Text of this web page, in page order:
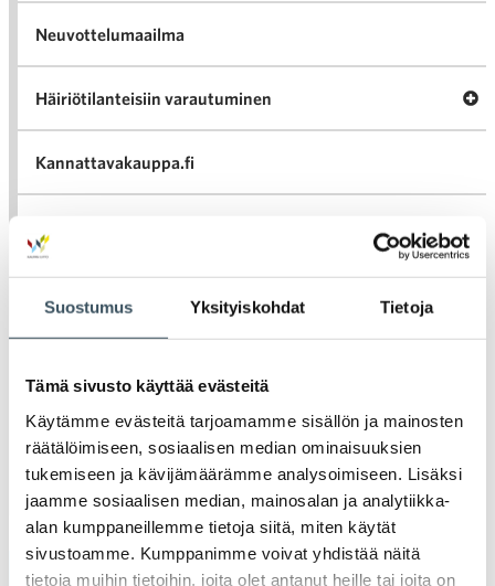
Suostumus Yksityiskohdat Tietoja
Tämä sivusto käyttää evästeitä
Käytämme evästeitä tarjoamamme sisällön ja mainosten
räätälöimiseen, sosiaalisen median ominaisuuksien
tukemiseen ja kävijämäärämme analysoimiseen. Lisäksi
jaamme sosiaalisen median, mainosalan ja analytiikka-
alan kumppaneillemme tietoja siitä, miten käytät
sivustoamme. Kumppanimme voivat yhdistää näitä
tietoja muihin tietoihin, joita olet antanut heille tai joita on
Neuvottelumaailma
Häiriötilanteisiin varautuminen
Kannattavakauppa.fi
Medialle
Seuraa toimintaamme